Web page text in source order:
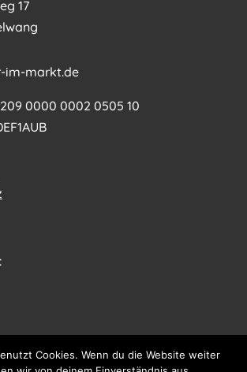
17
im-markt.de
0000 0002 0505 10
Cookies. Wenn du die Website weiter